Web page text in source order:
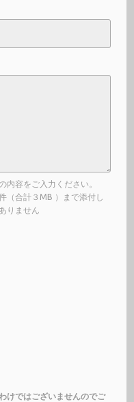
内容をご入力ください。
（合計３MB ）まで添付し
りません
けではございませんのでご